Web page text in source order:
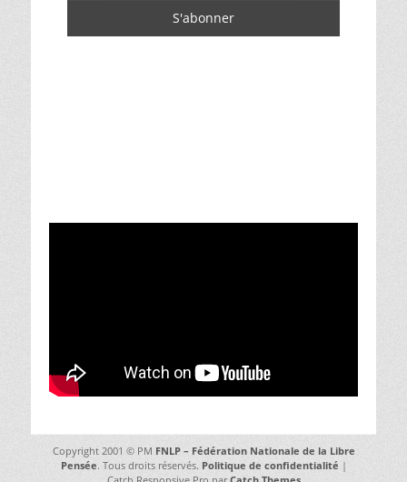
Copyright 2001 © PM FNLP – Fédération Nationale de la Libre
Pensée. Tous droits réservés. Politique de confidentialité |